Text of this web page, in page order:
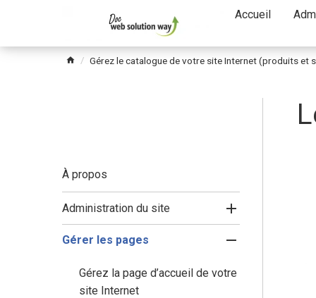
Passer
menu
Accueil
Gérez le catalogue de votre site Internet (produits et
À propos
Administration du site
Gérer les pages
Gérez la page d’accueil de votre
site Internet